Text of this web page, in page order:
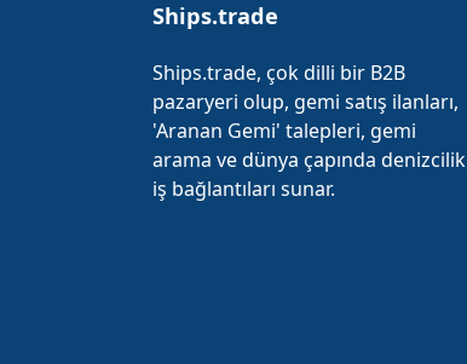
Ships.trade
Ships.trade, çok dilli bir B2B
pazaryeri olup, gemi satış ilanları,
'Aranan Gemi' talepleri, gemi
arama ve dünya çapında denizcilik
iş bağlantıları sunar.